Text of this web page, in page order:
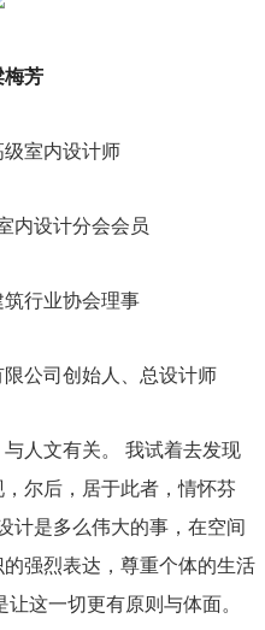
梅芳
室内设计师
设计分会会员
行业协会理事
公司创始人、总设计师
人文有关。 我试着去发现
尔后，居于此者，情怀芬
计是多么伟大的事，在空间
强烈表达，尊重个体的生活
这一切更有原则与体面。